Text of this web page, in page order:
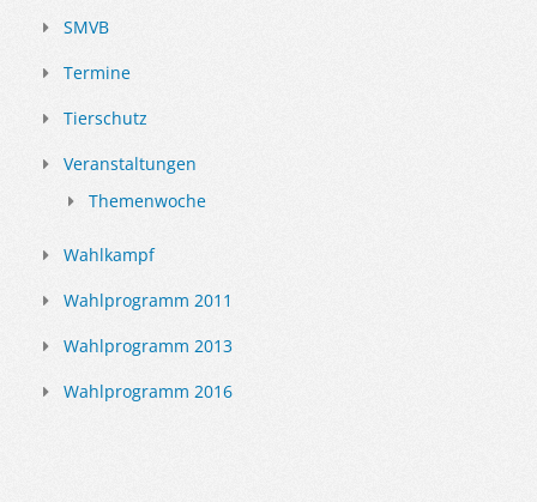
SMVB
Termine
Tierschutz
Veranstaltungen
Themenwoche
Wahlkampf
Wahlprogramm 2011
Wahlprogramm 2013
Wahlprogramm 2016